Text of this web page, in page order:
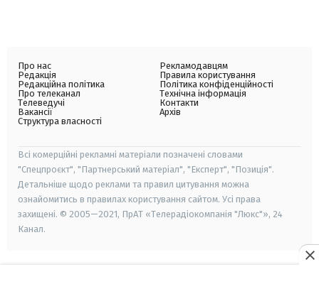
Про нас
Редакція
Редакційна політика
Про телеканал
Телеведучі
Вакансії
Структура власності
Рекламодавцям
Правила користування
Політика конфіденційності
Технічна інформація
Контакти
Архів
Всі комерційні рекламні матеріали позначені словами
"Спецпроєкт", "Партнерський матеріал", "Експерт", "Позиція".
Детальніше щодо реклами та правил цитування можна
ознайомитись в правилах користування сайтом. Усі права
захищені. © 2005—2021, ПрАТ «Телерадіокомпанія "Люкс"», 24
Канал.